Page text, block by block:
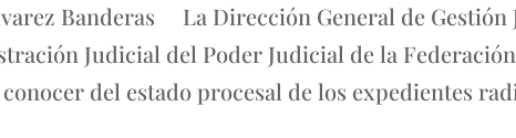
Banderas La Dirección General de Gestión
Judicial del Poder Judicial de la
del estado procesal de los expedientes